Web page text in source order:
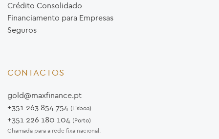
Crédito Consolidado
Financiamento para Empresas
Seguros
CONTACTOS
gold@maxfinance.pt
+351 263 854 754 (Lisboa)
+351 226 180 104 (Porto)
Chamada para a rede fixa nacional.